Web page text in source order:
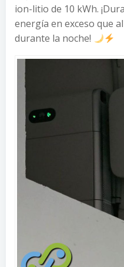
ion-litio de 10 kWh.
energía en exceso que
durante la noche!